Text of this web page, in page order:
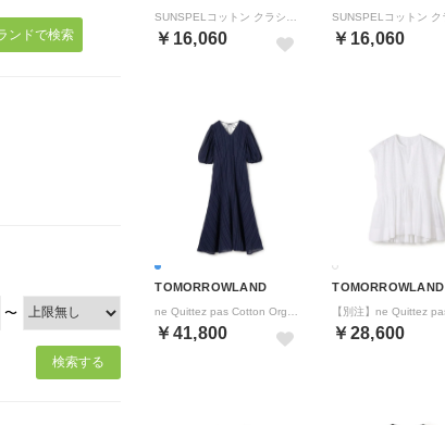
ンドで検索
〜
￥16,060 ￥16,060
TOMORROWLAND
￥41,800
TOMORROWLAND
￥28,600